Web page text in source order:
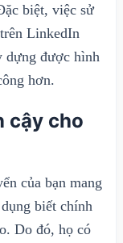
biệt, việc sử
LinkedIn
dựng được hình
hơn.
cậy cho
của bạn mang
biết chính
Do đó, họ có